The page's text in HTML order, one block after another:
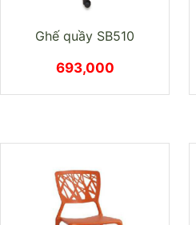
Ghế quầy SB510
693,000